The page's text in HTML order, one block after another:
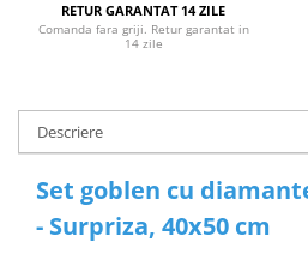
RETUR GARANTAT 14 ZILE
Comanda fara griji. Retur garantat in
14 zile
Descriere
Set goblen cu
- Surpriza, 40x50 cm